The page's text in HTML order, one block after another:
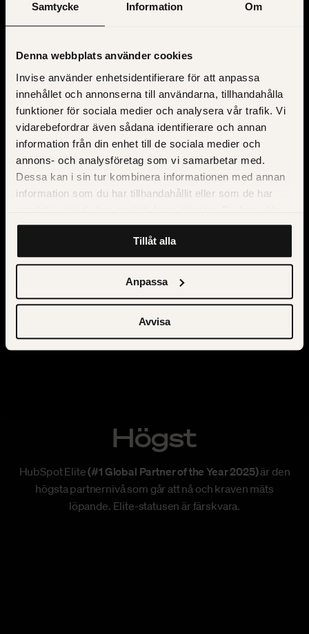
Samtycke Information Om
Denna webbplats använder cookies
Invise använder enhetsidentifierare för att anpassa
innehållet och annonserna till användarna, tillhandahålla
funktioner för sociala medier och analysera vår trafik. Vi
vidarebefordrar även sådana identifierare och annan
information från din enhet till de sociala medier och
annons- och analysföretag som vi samarbetar med.
Dessa kan i sin tur kombinera informationen med annan
information som du har tillhandahållit eller som de har
att klicka på “information” för att välja och justera vilka
cookies som ska sättas. Läs vår
cookies, deras funktion, varför vi använder dem och hur
Tillåt alla
Anpassa
Avvisa
Högst
HubSpot Elite(#1 Global Partner of the Year 2025)är den
högsta partnernivå som går att nå och kraven mäts
löpande. Elite-statusen är färskvara.